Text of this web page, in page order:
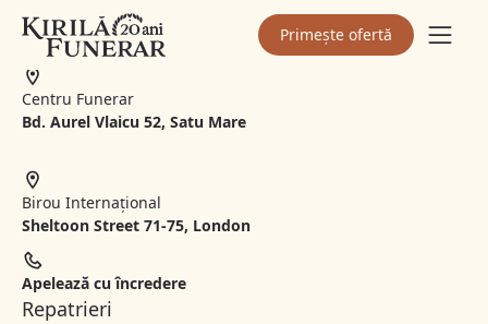
Primește ofertă
Str. Principală 75, Dorolț
Centru Funerar
Bd. Aurel Vlaicu 52, Satu Mare
Birou Internațional
Sheltoon Street 71-75, London
Apelează cu încredere
Repatrieri